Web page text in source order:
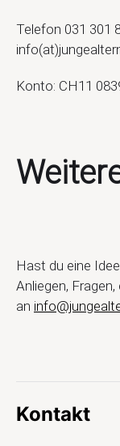
Telefon 031 301
Konto: CH11
Hast du eine
Anliegen,
an
Kontakt